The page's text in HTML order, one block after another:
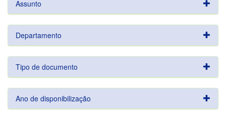
Assunto
Departamento
Tipo de documento
Ano de disponibilização